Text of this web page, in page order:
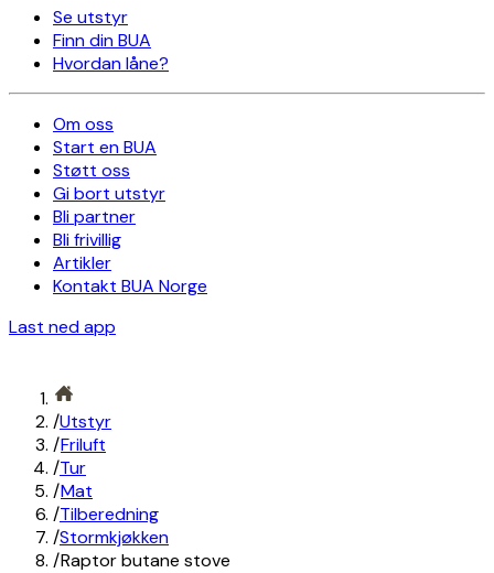
Se utstyr
Finn din BUA
Hvordan låne?
Om oss
Start en BUA
Støtt oss
Gi bort utstyr
Bli partner
Bli frivillig
Artikler
Kontakt BUA Norge
Last ned app
/Utstyr
/Friluft
/Tur
/Mat
/Tilberedning
/Stormkjøkken
/Raptor butane stove